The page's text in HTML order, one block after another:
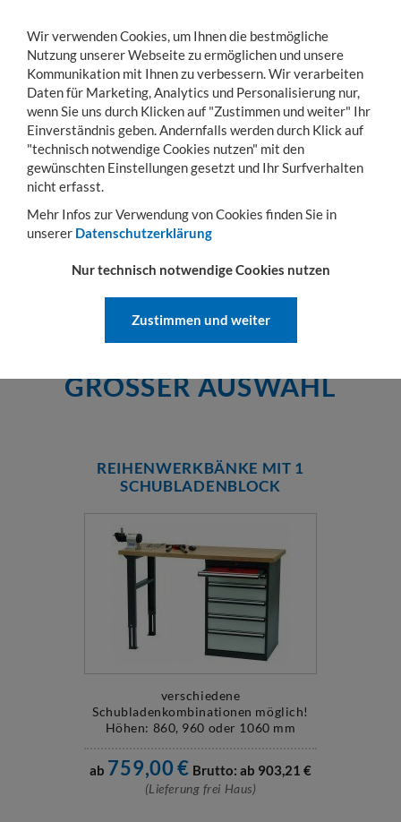
Toggle
navigation
MENÜ KONTO WARENKORB
Sie sind hier: Betriebseinrichtung Arbeitsplatzsysteme CompactLine
REIHENWERKBÄNKE
Top-Qualität "Made in Germany"! Die robuste Reihenwerkbank
Höhenverstellung und modernes Design.
GROSSER AUSWAHL
REIHENWERKBÄNKE MIT 1
SCHUBLADENBLOCK
verschiedene
Schubladenkombinationen möglich!
Höhen: 860, 960 oder 1060 mm
ab 759,00€ Brutto: ab 903,21 €
(Lieferung frei Haus)
Wir verwenden Cookies, um Ihnen die bestmögliche
Nutzung unserer Webseite zu ermöglichen und unsere
Kommunikation mit Ihnen zu verbessern. Wir verarbeiten
Daten für Marketing, Analytics und Personalisierung nur,
wenn Sie uns durch Klicken auf "Zustimmen und weiter" Ihr
Einverständnis geben. Andernfalls werden durch Klick auf
"technisch notwendige Cookies nutzen" mit den
gewünschten Einstellungen gesetzt und Ihr Surfverhalten
nicht erfasst.
Mehr Infos zur Verwendung von Cookies finden Sie in
unserer Datenschutzerklärung
Nur technisch notwendige Cookies nutzen
Zustimmen und weiter